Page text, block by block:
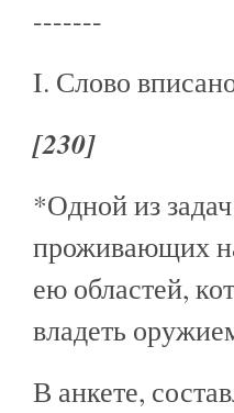
-------
I. Слово
[230]
*Одной из
проживающих
ею областей,
владеть
В анкете,